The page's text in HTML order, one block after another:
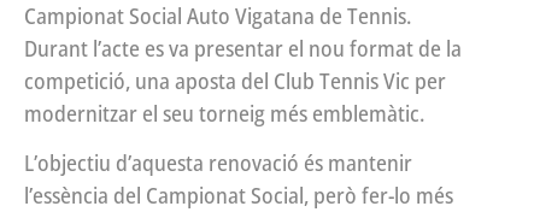
Campionat Social Auto Vigatana de Tennis.
Durant l’acte es va presentar el nou format de la
competició, una aposta del Club Tennis Vic per
modernitzar el seu torneig més emblemàtic.
L’objectiu d’aquesta renovació és mantenir
l’essència del Campionat Social, però fer-lo més